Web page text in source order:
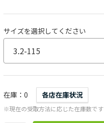
サイズを選択してください
在庫 0 各店在庫状況
※現在の受取方法に応じた在庫数です